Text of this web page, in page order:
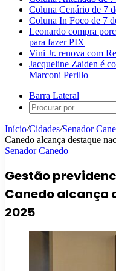
Coluna Cenário de 7
Coluna In Foco de 7
Leonardo compra
para fazer PIX
Vini Jr. renova com
Jacqueline Zaiden é
Marconi Perillo
Barra Lateral
Início/Cidades/Senador
Canedo alcança destaque
Senador Canedo
Gestão
Canedo alcança
2025